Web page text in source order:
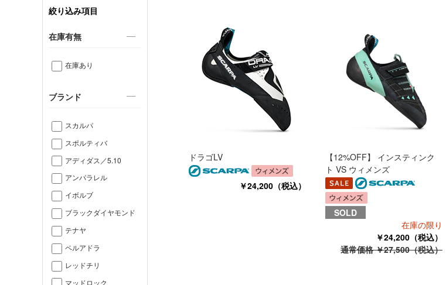
絞り込み項目
在庫有無
在庫あり
ブランド
スカルパ
スポルティバ
アディダス／5.10
アンパラレル
イボルブ
ブラックダイヤモンド
テナヤ
ペルアドラ
レッドチリ
マッドロック
ドラゴLV
￥24,200（税込）
【12%OFF】 インスティンク
ト VS ウィメンズ
SOLD
在庫の限り
￥24,200（税込）
通常価格 ￥27,500（税込）